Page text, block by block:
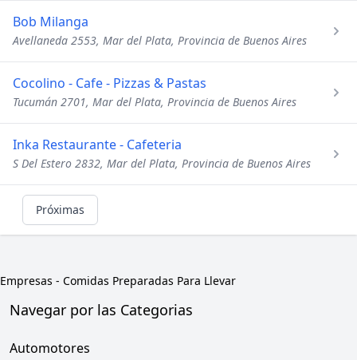
Bob Milanga
Avellaneda 2553, Mar del Plata, Provincia de Buenos Aires
Cocolino - Cafe - Pizzas & Pastas
Tucumán 2701, Mar del Plata, Provincia de Buenos Aires
Inka Restaurante - Cafeteria
S Del Estero 2832, Mar del Plata, Provincia de Buenos Aires
Próximas
Empresas - Comidas Preparadas Para Llevar
Navegar por las Categorias
Automotores